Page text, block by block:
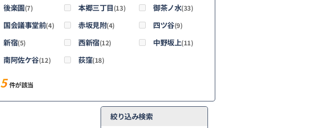
後楽園(7) 本郷三丁目(13) 御茶ノ水(33)
国会議事堂前(4) 赤坂見附(4) 四ツ谷(9)
新宿(5) 西新宿(12) 中野坂上(11)
南阿佐ケ谷(12) 荻窪(18)
5 件が該当
絞り込み検索